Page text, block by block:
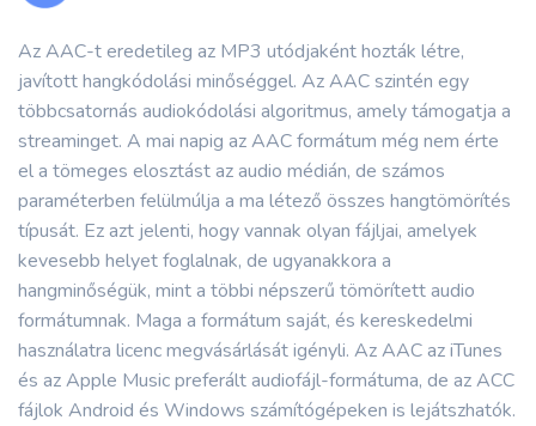
Az AAC-t eredetileg az MP3 utódjaként hozták létre,
javított hangkódolási minőséggel. Az AAC szintén egy
többcsatornás audiokódolási algoritmus, amely támogatja a
streaminget. A mai napig az AAC formátum még nem érte
el a tömeges elosztást az audio médián, de számos
paraméterben felülmúlja a ma létező összes hangtömörítés
típusát. Ez azt jelenti, hogy vannak olyan fájljai, amelyek
kevesebb helyet foglalnak, de ugyanakkora a
hangminőségük, mint a többi népszerű tömörített audio
formátumnak. Maga a formátum saját, és kereskedelmi
használatra licenc megvásárlását igényli. Az AAC az iTunes
és az Apple Music preferált audiofájl-formátuma, de az ACC
fájlok Android és Windows számítógépeken is lejátszhatók.